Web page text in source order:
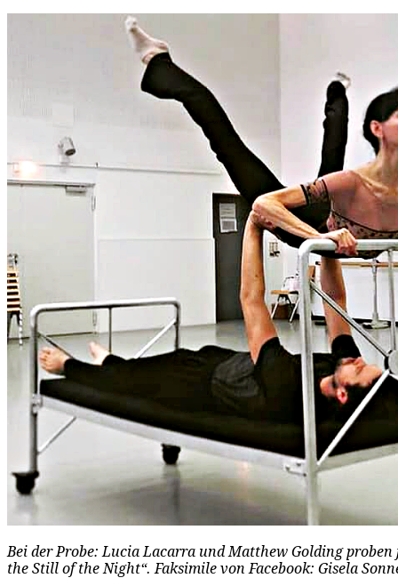
Bei der Probe: Lucia Lacarra und Matthew Golding proben
the Still of the Night“. Faksimile von Facebook: Gisela